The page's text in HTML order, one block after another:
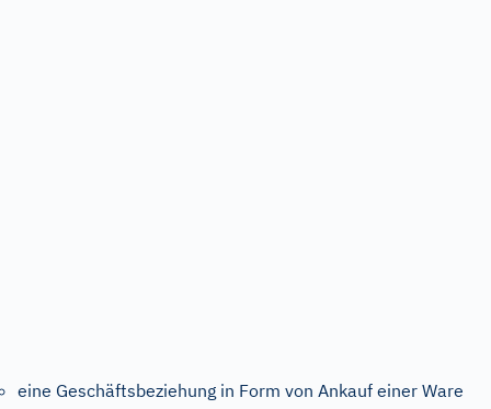
eine Geschäftsbeziehung in Form von Ankauf einer Ware